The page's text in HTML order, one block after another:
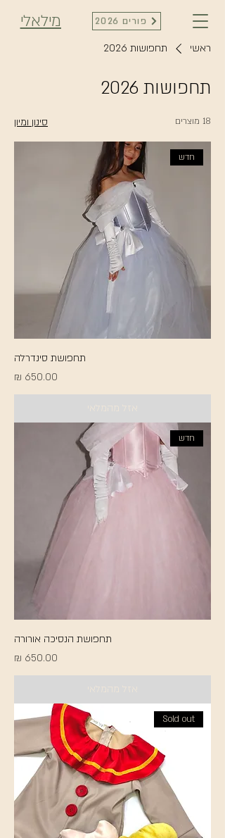
מילאלי פורים 2026
ראשי תחפושות 2026
תחפושות 2026
18 מוצרים סינון ומיון
חדש
תחפושת סינדרלה
מחיר
אזל מהמלאי
חדש
תחפושת הנסיכה אורורה
מחיר
אזל מהמלאי
Sold out